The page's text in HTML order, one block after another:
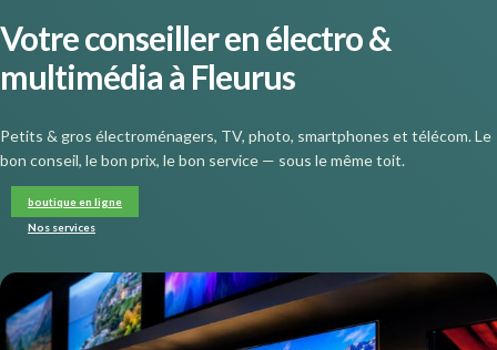
Votre conseiller en électro &
multimédia à Fleurus
Petits & gros électroménagers, TV, photo, smartphones et télécom. Le
bon conseil, le bon prix, le bon service — sous le même toit.
boutique en ligne
Nos services